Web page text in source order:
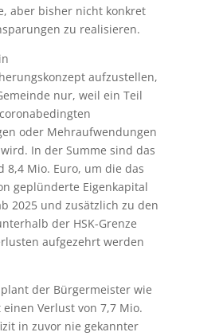
aber bisher nicht konkret
zu realisieren.
aufzustellen,
nur, weil ein Teil
oder Mehraufwendungen
In der Summe sind das
8,4 Mio. Euro, um die das
geplünderte Eigenkapital
2025 und zusätzlich zu den
der HSK-Grenze
aufgezehrt werden
plant der Bürgermeister wie
einen Verlust von 7,7 Mio.
in zuvor nie gekannter